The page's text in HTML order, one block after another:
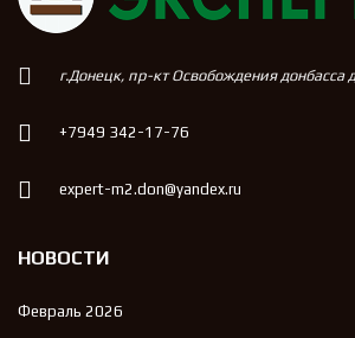
г.Донецк, пр-кт Освобождения донбасса
+7949 342-17-76
expert-m2.don@yandex.ru
НОВОСТИ
Февраль 2026